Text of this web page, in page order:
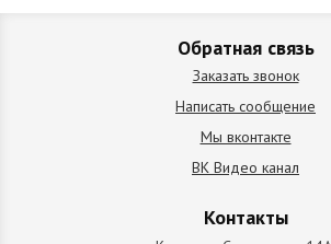
Обратная связь
Заказать звонок
Написать сообщение
Мы вконтакте
ВК Видео канал
Контакты